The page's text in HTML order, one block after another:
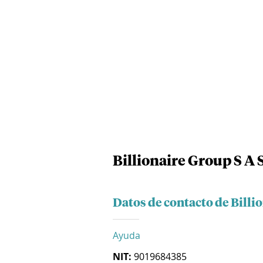
Billionaire Group S A
Datos de contacto de
Ayuda
NIT: 9019684385